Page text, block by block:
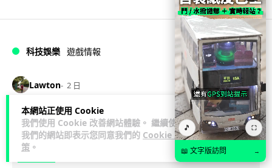
本網站正使用 Cookie
我們使用 Cookie 改善網站體驗。 繼續使用
我們的網站即表示您同意我們的 Cookie 政
策 。
科技娛樂 遊戲情報
Lawton 2 日
日本二手遊戲店減 90% 門市 業績反增
四成 "懷舊"在 Z 世代變成最潮「新鮮
感」
🎵 ⛶
📖 文字版訪問 →